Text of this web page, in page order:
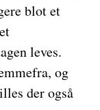
blot et
leves.
og
der også